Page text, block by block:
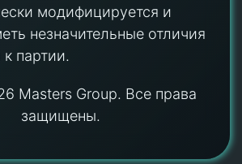
модифицируется и
незначительные отличия
к партии.
Masters Group. Все права
защищены.